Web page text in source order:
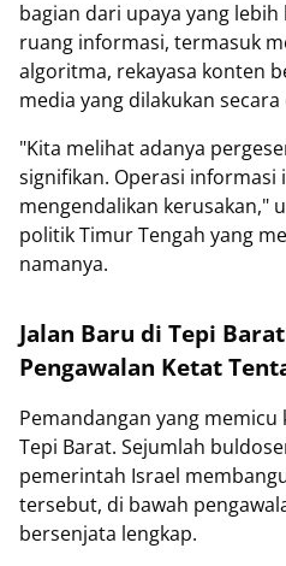
bagian dari upaya yang
ruang informasi, termasuk
algoritma, rekayasa konten
media yang dilakukan
"Kita melihat adanya
signifikan. Operasi informasi
mengendalikan kerusakan,"
politik Timur Tengah yang
namanya.
Jalan Baru di Tepi
Pengawalan Ketat
Pemandangan yang
Tepi Barat. Sejumlah
pemerintah Israel
tersebut, di bawah
bersenjata lengkap.